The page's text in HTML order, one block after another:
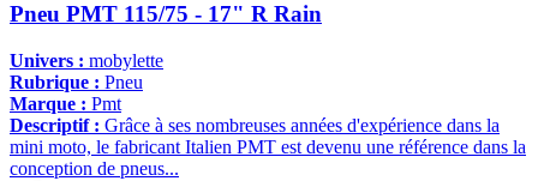
Pneu PMT 115/75 - 17" R Rain
Univers : mobylette
Rubrique : Pneu
Marque : Pmt
Descriptif : Grâce à ses nombreuses années d'expérience dans la
mini moto, le fabricant Italien PMT est devenu une référence dans la
conception de pneus...